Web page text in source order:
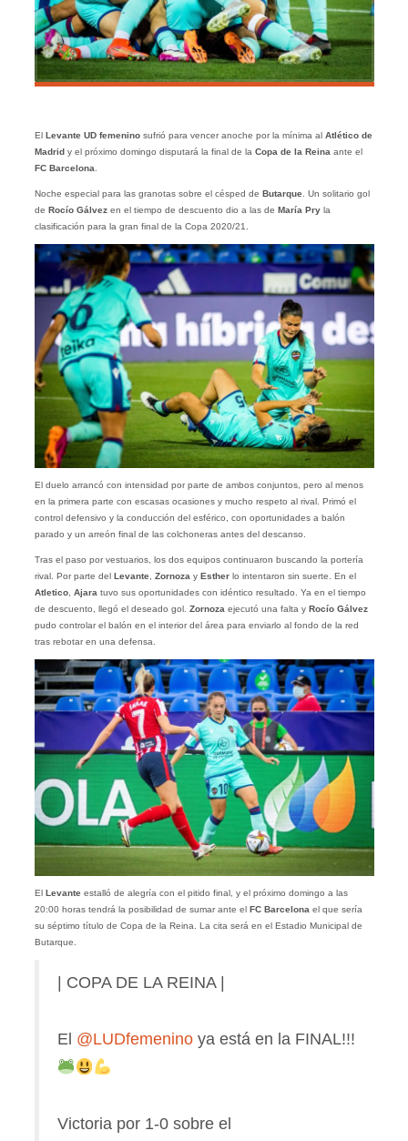
El Levante UD femenino sufrió para vencer anoche por la mínima al Atlético de
Madrid y el próximo domingo disputará la final de la Copa de la Reina ante el
FC Barcelona
Noche especial para las granotas sobre el césped de Butarque. Un solitario gol
de Rocío Gálvez en el tiempo de descuento dio a las de María Pryla
clasificación para la gran final de la Copa 2020/21.
El duelo arrancó con intensidad por parte de ambos conjuntos, pero al menos
en la primera parte con escasas ocasiones y mucho respeto al rival. Primó el
control defensivo y la conducción del esférico, con oportunidades a balón
parado y un arreón final de las colchoneras antes del descanso.
Tras el paso por vestuarios, los dos equipos continuaron buscando la portería
rival. Por parte del Levante, Zornoza y Esther lo intentaron sin suerte. En el
Atletico, Ajara tuvo sus oportunidades con idéntico resultado. Ya en el tiempo
de descuento, llegó el deseado gol. Zornoza ejecutó una falta y Rocío Gálvez
pudo controlar el balón en el interior del área para enviarlo al fondo de la red
tras rebotar en una defensa.
El Levante estalló de alegría con el pitido final, y el próximo domingo a las
20:00 horas tendrá la posibilidad de sumar ante el FC Barcelona el que sería
su séptimo título de Copa de la Reina. La cita será en el Estadio Municipal de
Butarque.
| COPA DE LA REINA |
El @LUDfemeninoya está en la FINAL!!!
Victoria por 1-0 sobre el